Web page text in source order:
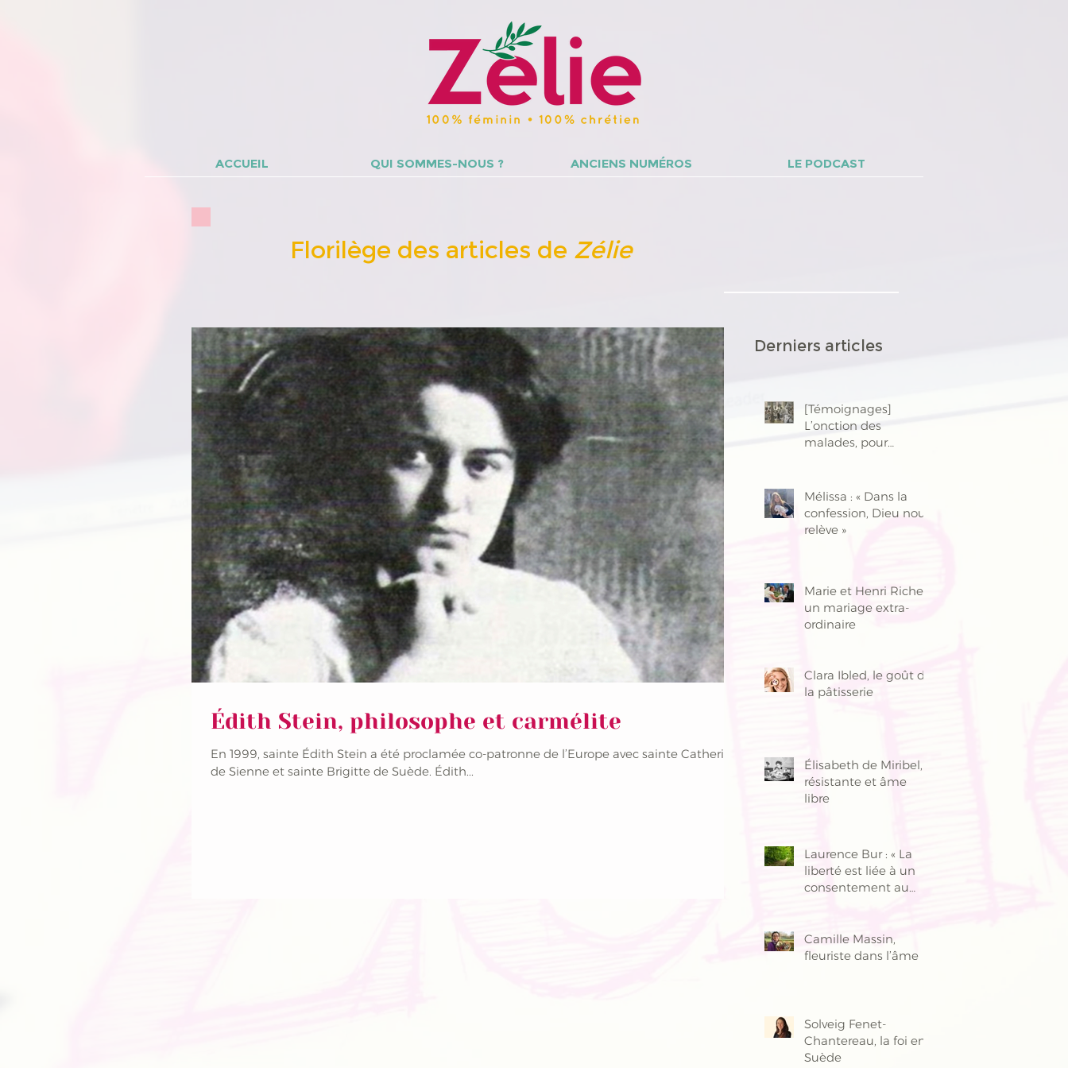
ACCUEIL QUI SOMMES-NOUS ? ANCIENS NUMÉROS LE PODCAST
Florilège des articles de Zélie
Édith Stein, philosophe et carmélite
En 1999, sainte Édith Stein a été proclamée co-patronne de l’Europe avec sainte Catherine
de Sienne et sainte Brigitte de Suède. Édith...
Derniers articles
[Témoignages]
L’onction des
malades, pour
Mélissa : « Dans la
confession, Dieu nous
relève »
Marie et Henri Richer,
un mariage extra-
ordinaire
Clara Ibled, le goût de
la pâtisserie
Élisabeth de Miribel,
résistante et âme
libre
Laurence Bur : « La
liberté est liée à un
consentement au
Camille Massin,
fleuriste dans l’âme
Solveig Fenet-
Chantereau, la foi en
Suède